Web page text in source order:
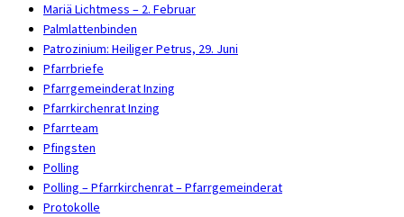
Mariä Lichtmess – 2. Februar
Palmlattenbinden
Patrozinium: Heiliger Petrus, 29. Juni
Pfarrbriefe
Pfarrgemeinderat Inzing
Pfarrkirchenrat Inzing
Pfarrteam
Pfingsten
Polling
Polling – Pfarrkirchenrat – Pfarrgemeinderat
Protokolle